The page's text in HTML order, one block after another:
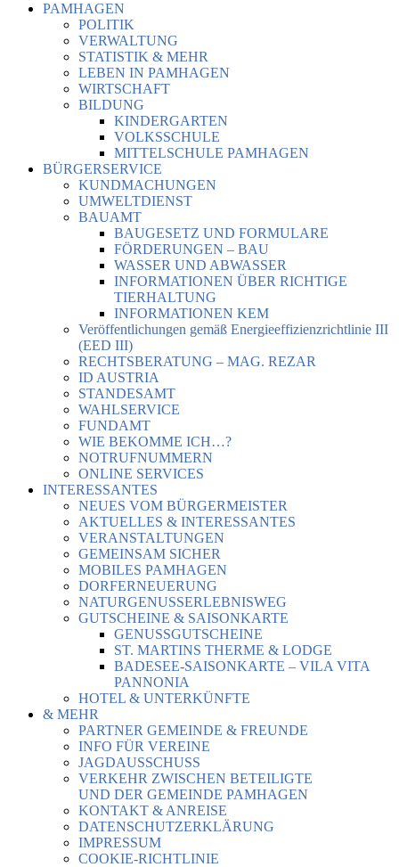
PAMHAGEN
POLITIK
VERWALTUNG
STATISTIK & MEHR
LEBEN IN PAMHAGEN
WIRTSCHAFT
BILDUNG
KINDERGARTEN
VOLKSSCHULE
MITTELSCHULE PAMHAGEN
BÜRGERSERVICE
KUNDMACHUNGEN
UMWELTDIENST
BAUAMT
BAUGESETZ UND FORMULARE
FÖRDERUNGEN – BAU
WASSER UND ABWASSER
INFORMATIONEN ÜBER RICHTIGE
TIERHALTUNG
INFORMATIONEN KEM
Veröffentlichungen gemäß Energieeffizienzrichtlinie III
(EED III)
RECHTSBERATUNG – MAG. REZAR
ID AUSTRIA
STANDESAMT
WAHLSERVICE
FUNDAMT
WIE BEKOMME ICH…?
NOTRUFNUMMERN
ONLINE SERVICES
INTERESSANTES
NEUES VOM BÜRGERMEISTER
AKTUELLES & INTERESSANTES
VERANSTALTUNGEN
GEMEINSAM SICHER
MOBILES PAMHAGEN
DORFERNEUERUNG
NATURGENUSSERLEBNISWEG
GUTSCHEINE & SAISONKARTE
GENUSSGUTSCHEINE
ST. MARTINS THERME & LODGE
BADESEE-SAISONKARTE – VILA VITA
PANNONIA
HOTEL & UNTERKÜNFTE
& MEHR
PARTNER GEMEINDE & FREUNDE
INFO FÜR VEREINE
JAGDAUSSCHUSS
VERKEHR ZWISCHEN BETEILIGTE
UND DER GEMEINDE PAMHAGEN
KONTAKT & ANREISE
DATENSCHUTZERKLÄRUNG
IMPRESSUM
COOKIE-RICHTLINIE